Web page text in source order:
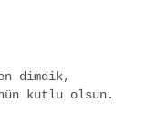
dimdik,
kutlu olsun.